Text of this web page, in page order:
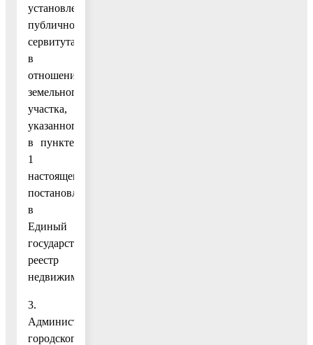
установлении
публичного
сервитута
в
отношении
земельного
участка,
указанного
в пункте
1
настоящего
постановления,
в
Единый
государственный
реестр
недвижимости.
3.
Администрации
городского